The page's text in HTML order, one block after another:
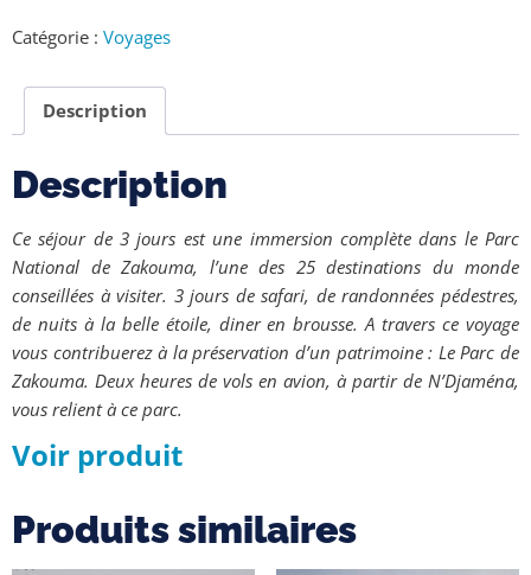
Catégorie : Voyages
Description
Description
Ce séjour de 3 jours est une immersion complète dans le Parc
National de Zakouma, l’une des 25 destinations du monde
conseillées à visiter. 3 jours de safari, de randonnées pédestres,
de nuits à la belle étoile, diner en brousse. A travers ce voyage
vous contribuerez à la préservation d’un patrimoine : Le Parc de
Zakouma. Deux heures de vols en avion, à partir de N’Djaména,
vous relient à ce parc.
Voir produit
Produits similaires